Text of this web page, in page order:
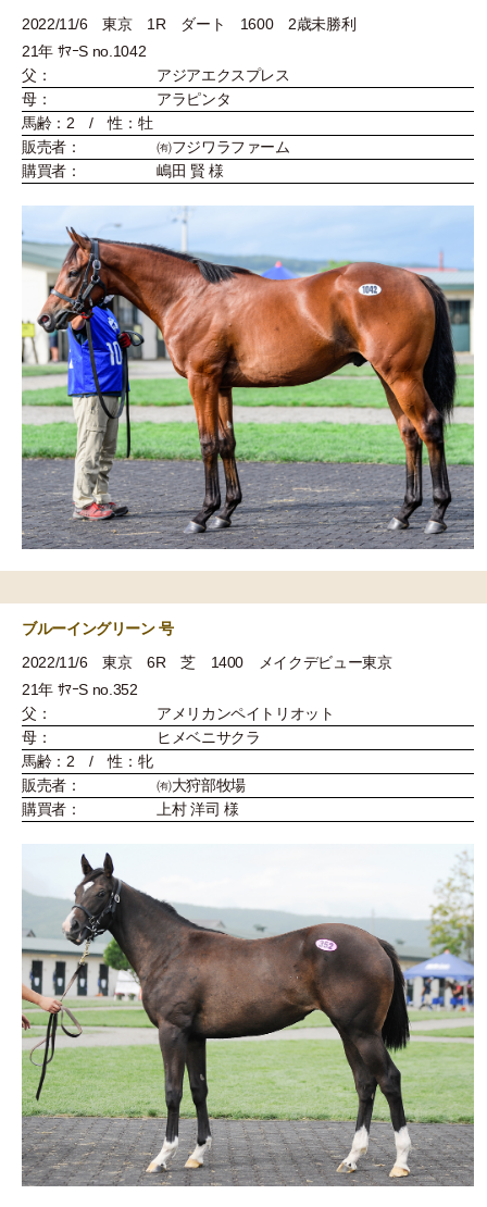
2022/11/6 東京 1R ダート 1600 2歳未勝利
21年 ｻﾏｰS no.1042
父：
アジアエクスプレス
母：
アラピンタ
馬齢：2 / 性：牡
販売者：
㈲フジワラファーム
購買者：
嶋田 賢 様
ブルーイングリーン 号
2022/11/6 東京 6R 芝 1400 メイクデビュー東京
21年 ｻﾏｰS no.352
父：
アメリカンペイトリオット
母：
ヒメベニサクラ
馬齢：2 / 性：牝
販売者：
㈲大狩部牧場
購買者：
上村 洋司 様